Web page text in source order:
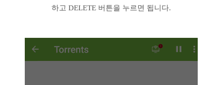
하고 DELETE 버튼을 누르면 됩니다.